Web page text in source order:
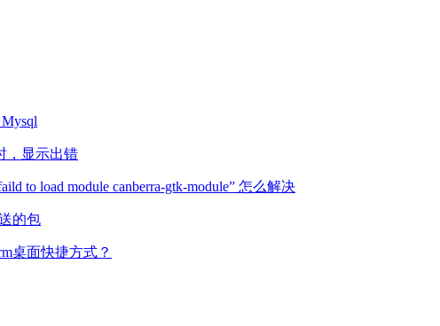
，显示出错
to load module canberra-gtk-module” 怎么解决
的包
桌面快捷方式？